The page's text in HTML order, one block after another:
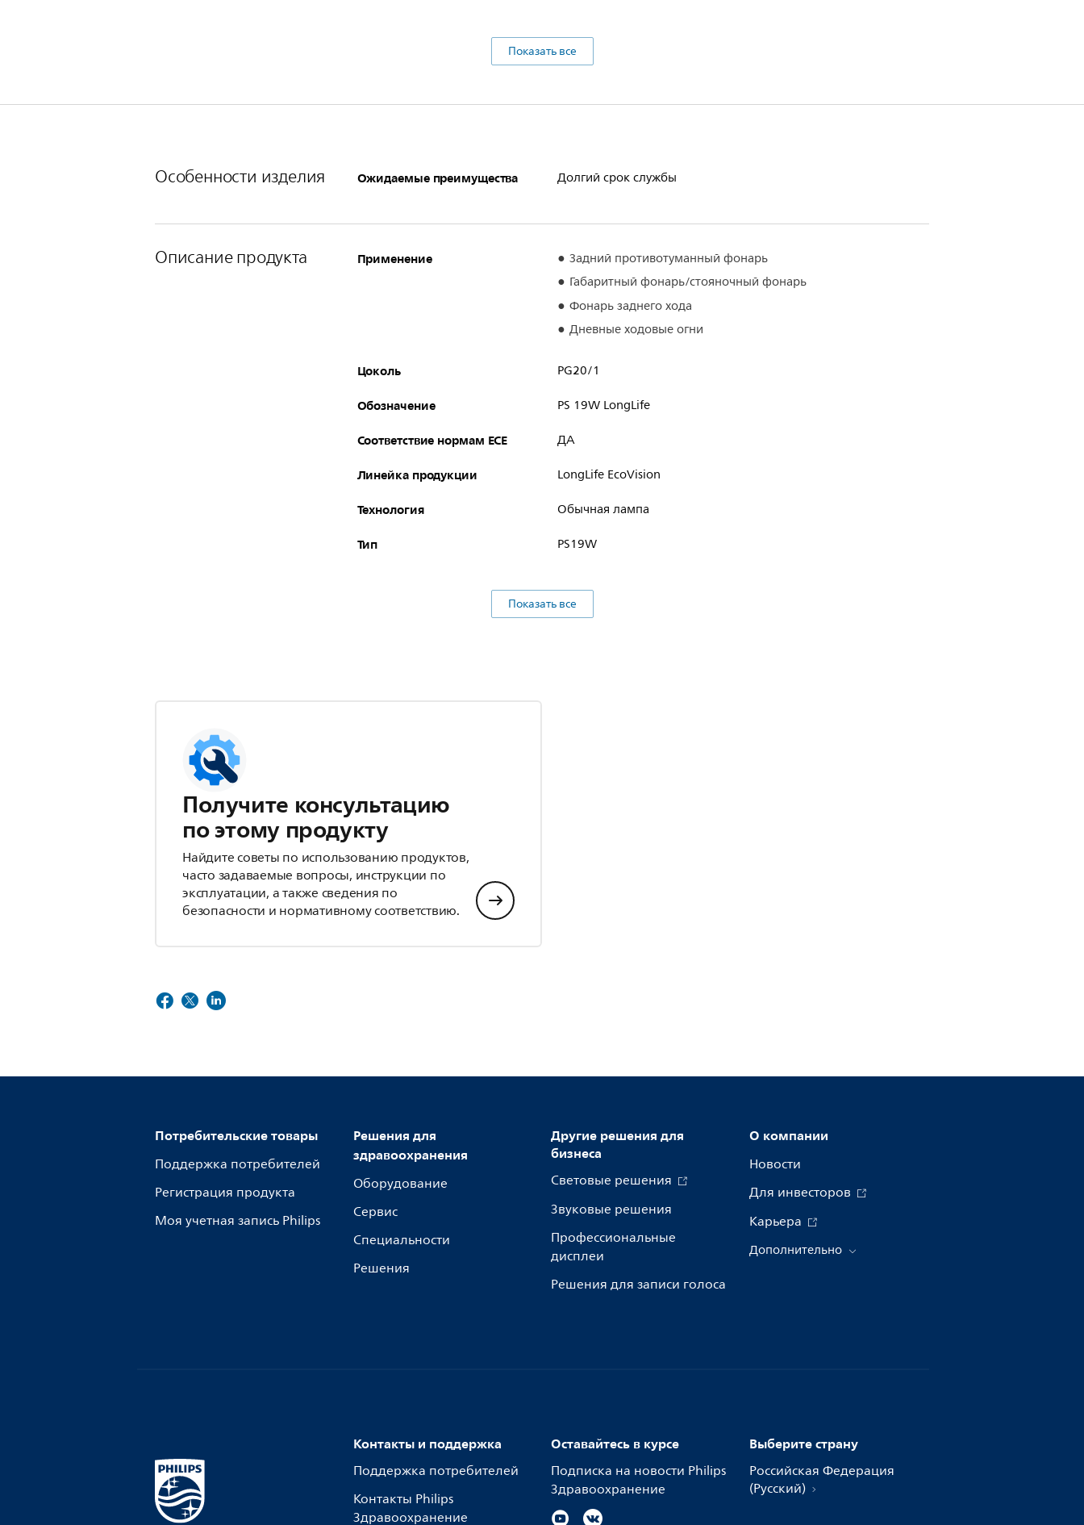
Показать все
Особенности изделия Ожидаемые преимущества Долгий срок службы
Описание продукта Применение
Задний противотуманный фонарь
Габаритный фонарь/стояночный фонарь
Фонарь заднего хода
Дневные ходовые огни
Цоколь PG20/1
Обозначение PS 19W LongLife
Соответствие нормам ECE ДА
Линейка продукции LongLife EcoVision
Технология Обычная лампа
Тип PS19W
Показать все
Получите консультацию
по этому продукту
Найдите советы по использованию продуктов,
часто задаваемые вопросы, инструкции по
эксплуатации, а также сведения по
безопасности и нормативному соответствию.
Потребительские товары
Поддержка потребителей
Регистрация продукта
Моя учетная запись Philips
Решения для
здравоохранения
Оборудование
Сервис
Специальности
Решения
Другие решения для
бизнеса
Световые решения
Звуковые решения
Профессиональные
дисплеи
Решения для записи голоса
О компании
Новости
Для инвесторов
Карьера
Дополнительно
Контакты и поддержка
Поддержка потребителей
Контакты Philips
Здравоохранение
Оставайтесь в курсе
Подписка на новости Philips
Здравоохранение
Выберите страну
Российская Федерация
(Русский)